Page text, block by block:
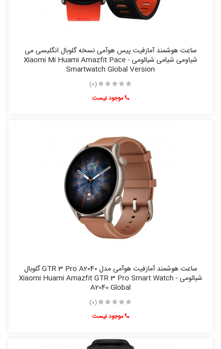
ساعت هوشمند آمازفیت پیس هوآمی نسخه گلوبال انگلیسی می
شیاومی شیامی شیائومی - Xiaomi Mi Huami Amazfit Pace
Smartwatch Global Version
(0)
موجود نیست
ساعت هوشمند آمازفیت هوآمی مدل GTR 3 Pro A2040 گلوبال
شیائومی - Xiaomi Huami Amazfit GTR 3 Pro Smart Watch
A2040 Global
(0)
موجود نیست